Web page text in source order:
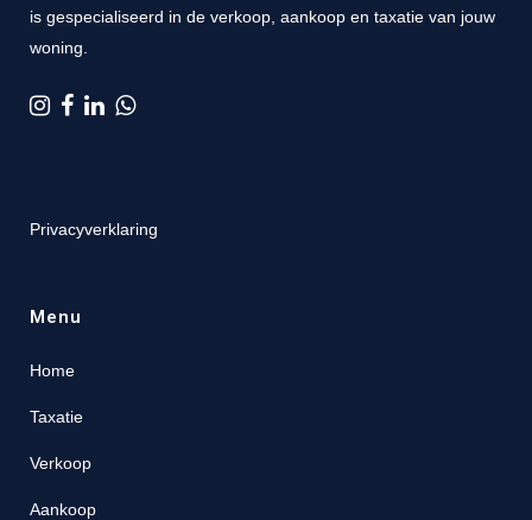
is gespecialiseerd in de verkoop, aankoop en taxatie van jouw
woning.
Privacyverklaring
Menu
Home
Taxatie
Verkoop
Aankoop